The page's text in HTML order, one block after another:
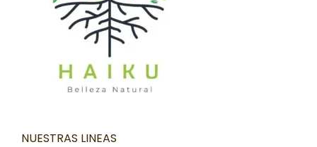
NUESTRAS LINEAS